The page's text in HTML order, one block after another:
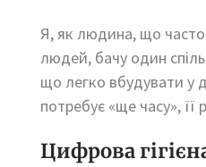
Я, як людина, що часто
людей, бачу один
що легко вбудувати у
потребує «ще часу»,
Цифрова